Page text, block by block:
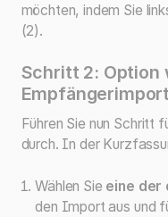
möchten, indem Sie
(2).
Schritt 2: Option
Führen Sie nun Schritt
durch. In der
Wählen Sie eine der
den Import aus und